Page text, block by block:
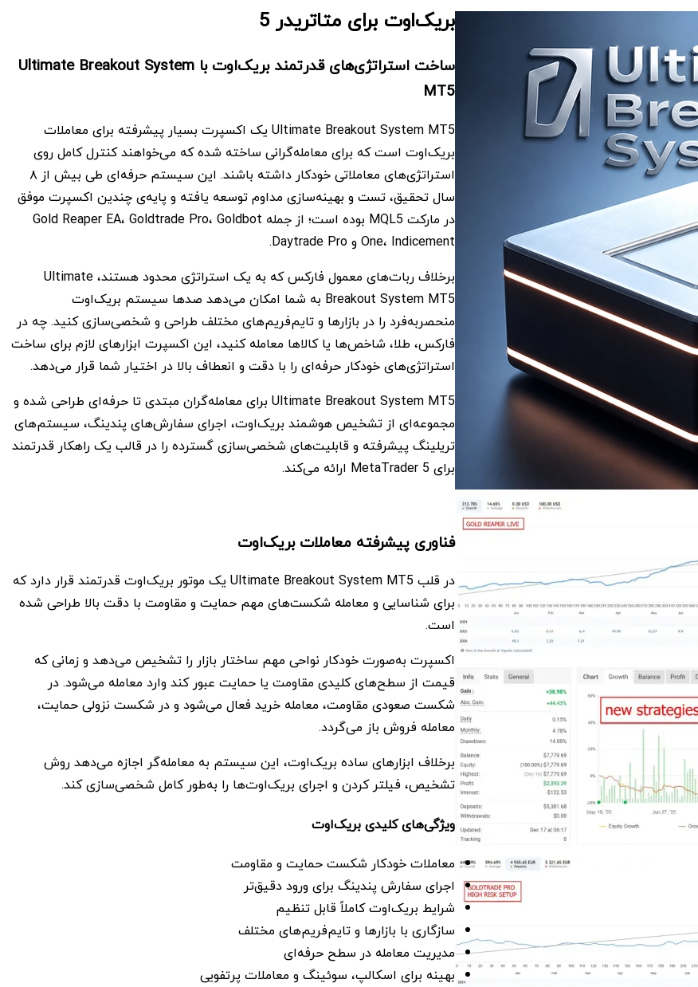
بریک‌اوت برای متاتریدر 5
ساخت استراتژی‌های قدرتمند بریک‌اوت با Ultimate Breakout System
MT5
Ultimate Breakout System MT5 یک اکسپرت بسیار پیشرفته برای معاملات
بریک‌اوت است که برای معامله‌گرانی ساخته شده که می‌خواهند کنترل کامل روی
استراتژی‌های معاملاتی خودکار داشته باشند. این سیستم حرفه‌ای طی بیش از ۸
سال تحقیق، تست و بهینه‌سازی مداوم توسعه یافته و پایه‌ی چندین اکسپرت موفق
در مارکت MQL5 بوده است؛ از جمله Gold Reaper EA، Goldtrade Pro، Goldbot
One، Indicement و Daytrade Pro.
برخلاف ربات‌های معمول فارکس که به یک استراتژی محدود هستند، Ultimate
Breakout System MT5 به شما امکان می‌دهد صدها سیستم بریک‌اوت
منحصربه‌فرد را در بازارها و تایم‌فریم‌های مختلف طراحی و شخصی‌سازی کنید. چه در
فارکس، طلا، شاخص‌ها یا کالاها معامله کنید، این اکسپرت ابزارهای لازم برای ساخت
استراتژی‌های خودکار حرفه‌ای را با دقت و انعطاف بالا در اختیار شما قرار می‌دهد.
Ultimate Breakout System MT5 برای معامله‌گران مبتدی تا حرفه‌ای طراحی شده و
مجموعه‌ای از تشخیص هوشمند بریک‌اوت، اجرای سفارش‌های پندینگ، سیستم‌های
تریلینگ پیشرفته و قابلیت‌های شخصی‌سازی گسترده را در قالب یک راهکار قدرتمند
برای MetaTrader 5 ارائه می‌کند.
فناوری پیشرفته معاملات بریک‌اوت
در قلب Ultimate Breakout System MT5 یک موتور بریک‌اوت قدرتمند قرار دارد که
برای شناسایی و معامله شکست‌های مهم حمایت و مقاومت با دقت بالا طراحی شده
است.
اکسپرت به‌صورت خودکار نواحی مهم ساختار بازار را تشخیص می‌دهد و زمانی که
قیمت از سطح‌های کلیدی مقاومت یا حمایت عبور کند وارد معامله می‌شود. در
شکست صعودی مقاومت، معامله خرید فعال می‌شود و در شکست نزولی حمایت،
معامله فروش باز می‌گردد.
برخلاف ابزارهای ساده بریک‌اوت، این سیستم به معامله‌گر اجازه می‌دهد روش
تشخیص، فیلتر کردن و اجرای بریک‌اوت‌ها را به‌طور کامل شخصی‌سازی کند.
ویژگی‌های کلیدی بریک‌اوت
معاملات خودکار شکست حمایت و مقاومت
اجرای سفارش پندینگ برای ورود دقیق‌تر
شرایط بریک‌اوت کاملاً قابل تنظیم
سازگاری با بازارها و تایم‌فریم‌های مختلف
مدیریت معامله در سطح حرفه‌ای
بهینه برای اسکالپ، سوئینگ و معاملات پرتفویی